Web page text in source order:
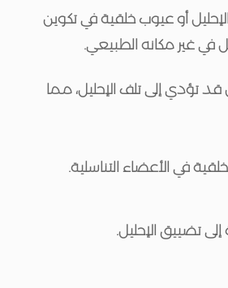
أو عيوب خلقية في تكوين
في غير مكانه الطبيعي.
قد تؤدي إلى تلف الإحليل، مما
في الأعضاء التناسلية.
إلى تضييق الإحليل.